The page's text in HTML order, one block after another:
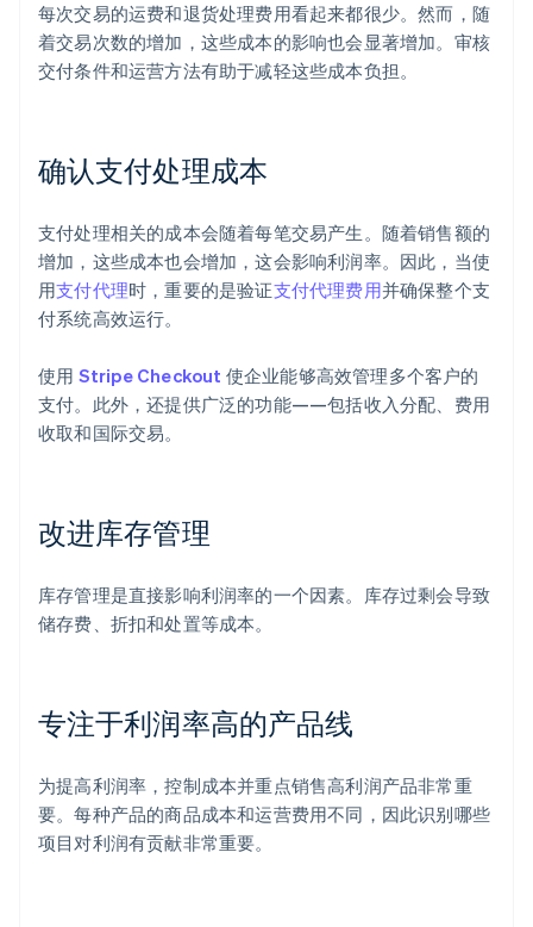
每次交易的运费和退货处理费用看起来都很少。然而，随
着交易次数的增加，这些成本的影响也会显著增加。审核
交付条件和运营方法有助于减轻这些成本负担。
确认支付处理成本
支付处理相关的成本会随着每笔交易产生。随着销售额的
增加，这些成本也会增加，这会影响利润率。因此，当使
用支付代理时，重要的是验证支付代理费用并确保整个支
付系统高效运行。
使用 Stripe Checkout 使企业能够高效管理多个客户的
支付。此外，还提供广泛的功能——包括收入分配、费用
收取和国际交易。
改进库存管理
库存管理是直接影响利润率的一个因素。库存过剩会导致
储存费、折扣和处置等成本。
专注于利润率高的产品线
为提高利润率，控制成本并重点销售高利润产品非常重
要。每种产品的商品成本和运营费用不同，因此识别哪些
项目对利润有贡献非常重要。